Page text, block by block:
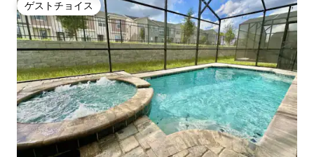
ゲストチョイス
ゲストチョイス